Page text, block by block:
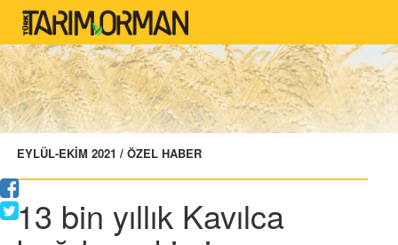
EYLÜL-EKİM 2021 / ÖZEL HABER
13 bin yıllık Kavılca